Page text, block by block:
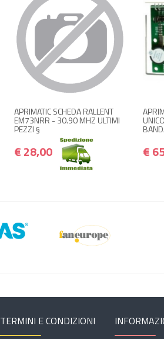
€ 19,90 € 28,00
APRIMATIC SCHEDA RALLENT
EM73NRR - 30.90 MHZ ULTIMI
PEZZI §
€ 28,00
+ ACQUISTA
€
TERMINI E CONDIZIONI